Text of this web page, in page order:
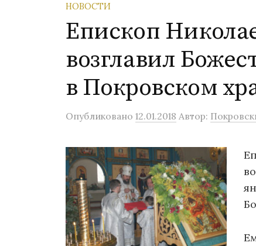
НОВОСТИ
Епископ
возглавил
в Покровском
Опубликовано 12.01.2018 Автор: